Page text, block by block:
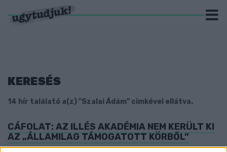
KERESÉS
14 hír találató a(z) "Szalai Ádám" cimkével ellátva.
CÁFOLAT: AZ ILLÉS AKADÉMIA NEM KERÜLT KI
AZ „ÁLLAMILAG TÁMOGATOTT KÖRBŐL”